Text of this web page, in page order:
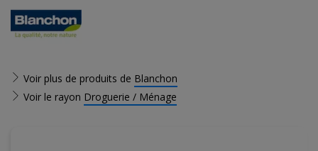
Voir plus de produits de Blanchon
Voir le rayon Droguerie / Ménage